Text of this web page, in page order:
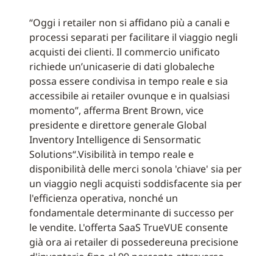
“Oggi i retailer non si affidano più a canali e
processi separati per facilitare il viaggio negli
acquisti dei clienti. Il commercio unificato
richiede un’unicaserie di dati globaleche
possa essere condivisa in tempo reale e sia
accessibile ai retailer ovunque e in qualsiasi
momento”, afferma Brent Brown, vice
presidente e direttore generale Global
Inventory Intelligence di Sensormatic
Solutions“.Visibilità in tempo reale e
disponibilità delle merci sonola 'chiave' sia per
un viaggio negli acquisti soddisfacente sia per
l'efficienza operativa, nonché un
fondamentale determinante di successo per
le vendite. L'offerta SaaS TrueVUE consente
già ora ai retailer di possedereuna precisione